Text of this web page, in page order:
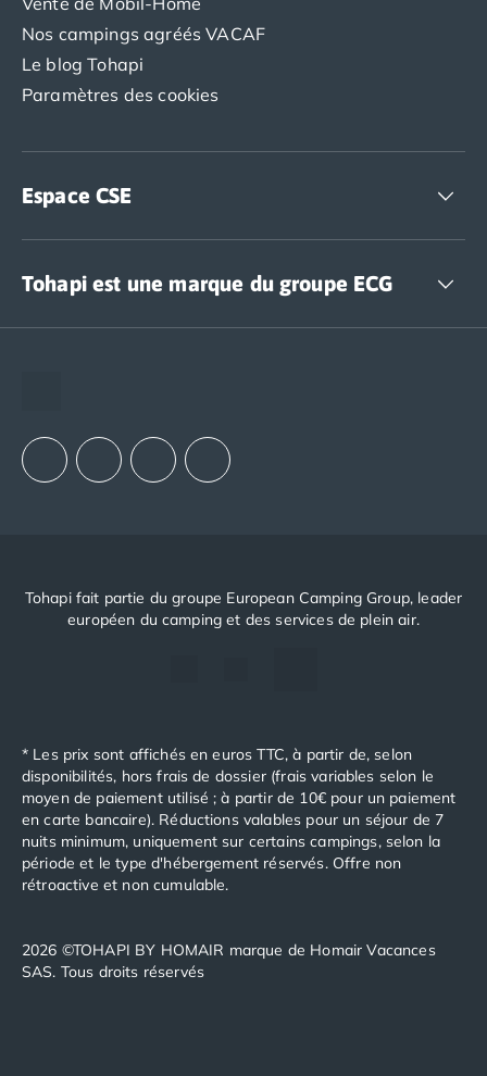
Nos campings agréés VACAF
Le blog Tohapi
Paramètres des cookies
Espace CSE
Tohapi est une marque du groupe ECG
Tohapi fait partie du groupe European Camping Group, leader
européen du camping et des services de plein air.
* Les prix sont affichés en euros TTC, à partir de, selon
disponibilités, hors frais de dossier (frais variables selon le
moyen de paiement utilisé ; à partir de 10€ pour un paiement
en carte bancaire). Réductions valables pour un séjour de 7
nuits minimum, uniquement sur certains campings, selon la
période et le type d'hébergement réservés. Offre non
rétroactive et non cumulable.
2026 ©TOHAPI BY HOMAIR marque de Homair Vacances
SAS. Tous droits réservés